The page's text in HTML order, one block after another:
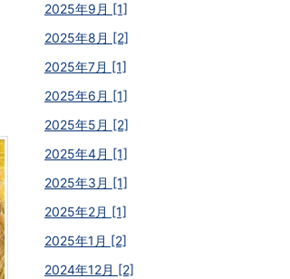
2025年9月 [1]
2025年8月 [2]
2025年7月 [1]
2025年6月 [1]
2025年5月 [2]
2025年4月 [1]
2025年3月 [1]
2025年2月 [1]
2025年1月 [2]
2024年12月 [2]